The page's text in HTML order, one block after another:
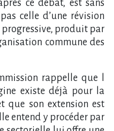
ce débat, est sans
celle d​‌’une révision
progressive, produit par
commune des
rappelle que l​
existe déjà pour la
que son extension est
entend y procéder par